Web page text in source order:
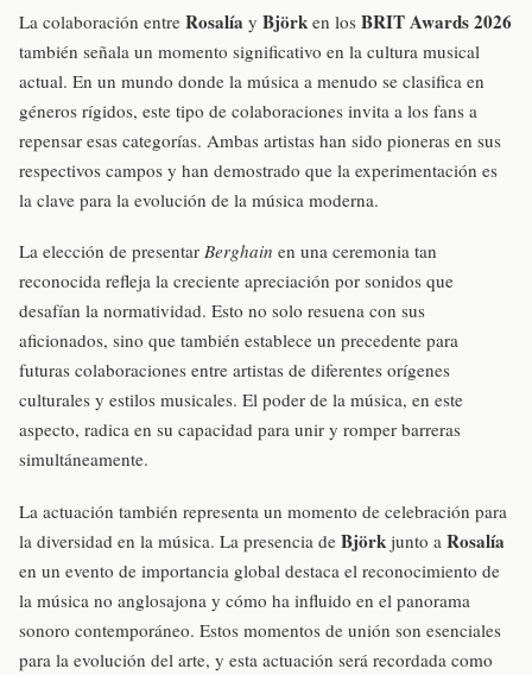
La colaboración entre Rosalía y Björk en los BRIT Awards 2026
también señala un momento significativo en la cultura musical
actual. En un mundo donde la música a menudo se clasifica en
géneros rígidos, este tipo de colaboraciones invita a los fans a
repensar esas categorías. Ambas artistas han sido pioneras en sus
respectivos campos y han demostrado que la experimentación es
la clave para la evolución de la música moderna.
La elección de presentar Berghain en una ceremonia tan
reconocida refleja la creciente apreciación por sonidos que
desafían la normatividad. Esto no solo resuena con sus
aficionados, sino que también establece un precedente para
futuras colaboraciones entre artistas de diferentes orígenes
culturales y estilos musicales. El poder de la música, en este
aspecto, radica en su capacidad para unir y romper barreras
simultáneamente.
La actuación también representa un momento de celebración para
la diversidad en la música. La presencia de Björk junto a Rosalía
en un evento de importancia global destaca el reconocimiento de
la música no anglosajona y cómo ha influido en el panorama
sonoro contemporáneo. Estos momentos de unión son esenciales
para la evolución del arte, y esta actuación será recordada como